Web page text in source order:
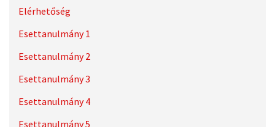
Elérhetőség
Esettanulmány 1
Esettanulmány 2
Esettanulmány 3
Esettanulmány 4
Esettanulmány 5